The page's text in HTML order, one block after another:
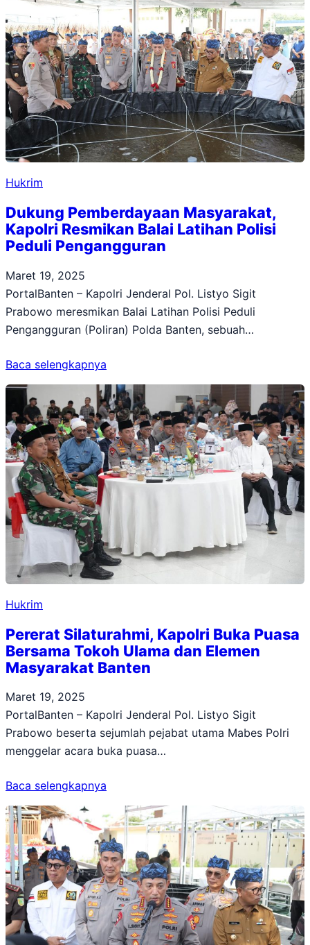
Hukrim
Dukung Pemberdayaan Masyarakat,
Kapolri Resmikan Balai Latihan Polisi
Peduli Pengangguran
Maret 19, 2025
PortalBanten – Kapolri Jenderal Pol. Listyo Sigit
Prabowo meresmikan Balai Latihan Polisi Peduli
Pengangguran (Poliran) Polda Banten, sebuah…
Baca selengkapnya
Hukrim
Pererat Silaturahmi, Kapolri Buka Puasa
Bersama Tokoh Ulama dan Elemen
Masyarakat Banten
Maret 19, 2025
PortalBanten – Kapolri Jenderal Pol. Listyo Sigit
Prabowo beserta sejumlah pejabat utama Mabes Polri
menggelar acara buka puasa…
Baca selengkapnya